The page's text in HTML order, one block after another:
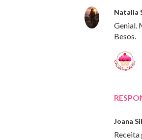
Natalia
Genial.
Besos.
Joana
Receita